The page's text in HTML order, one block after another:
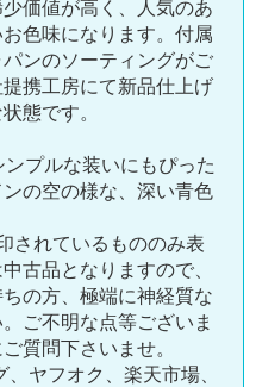
価値が高く、人気のあ
色味になります。付属
ンのソーティングがご
携工房にて新品仕上げ
態です。
プルな装いにもぴった
の空の様な、深い青色
されているもののみ表
古品となりますので、
の方、極端に神経質な
ご不明な点等ございま
質問下さいませ。
ヤフオク、楽天市場、